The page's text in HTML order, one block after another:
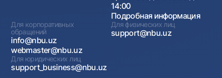
14:00
Подробная информация
Для корпоративных
обращений
info@nbu.uz
webmaster@nbu.uz
Для физических лиц
support@nbu.uz
Для юридических лиц
support_business@nbu.uz